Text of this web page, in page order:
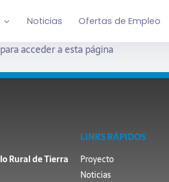
Noticias Ofertas de Empleo
acceder a esta página
Rural de Tierra
LINKS RÁPIDOS
Proyecto
Noticias